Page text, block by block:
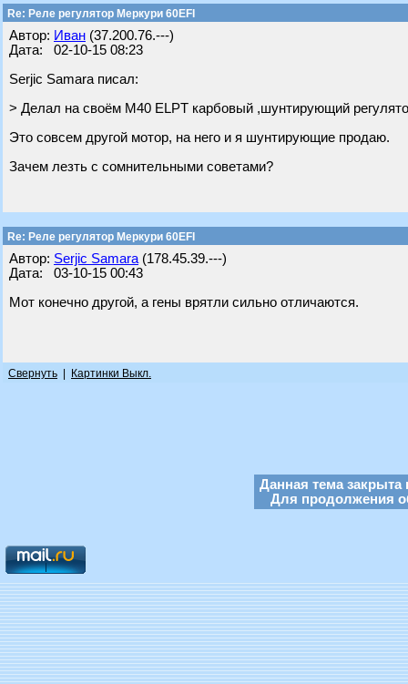
Re: Реле регулятор Меркури 60EFI
Автор: Иван (37.200.76.---)
Дата: 02-10-15 08:23
Serjic Samara писал:
> Делал на своём М40 ELPT карбовый ,шунтирующий
Это совсем другой мотор, на него и я шунтирующие продаю.
Зачем лезть с сомнительными советами?
Re: Реле регулятор Меркури 60EFI
Автор: Serjic Samara (178.45.39.---)
Дата: 03-10-15 00:43
Мот конечно другой, а гены врятли сильно отличаются.
Свернуть Картинки Выкл.
Данная тема закрыта
Для продолжения